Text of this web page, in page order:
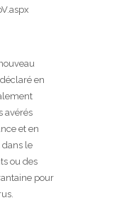
en
avérés
et en
le
ou des
pour